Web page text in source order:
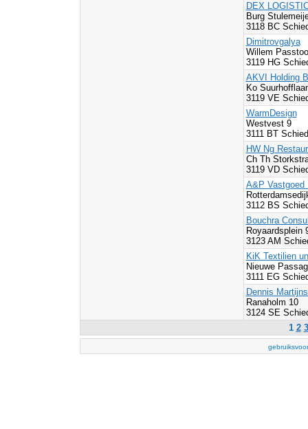
DEX
Burg
3118 BC
Dimitrovgalya
Willem
3119 HG
AKVI Holding
Ko
3119 VE
WarmDesign
Westvest 9
3111 BT
HW Ng
Ch Th
3119 VD
A&P Vastgoed
3112 BS
Bouchra
Royaardsplein
3123 AM
KiK Textilien
Nieuwe
3111 EG
Dennis
Ranaholm 10
3124 SE
1 2 3